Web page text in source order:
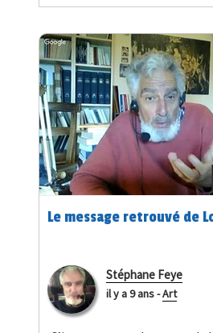
Le message retrouvé de
Stéphane Feye
il y a 9 ans-Art